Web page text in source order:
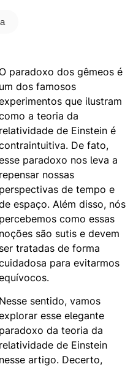
O paradoxo dos gêmeos é
um dos famosos
que ilustram
a teoria da
relatividade de Einstein é
De fato,
paradoxo nos leva a
repensar nossas
perspectivas de tempo e
espaço. Além disso, nós
percebemos como essas
noções são sutis e devem
ser tratadas de forma
para evitarmos
Nesse sentido, vamos
esse elegante
paradoxo da teoria da
relatividade de Einstein
nesse artigo. Decerto,